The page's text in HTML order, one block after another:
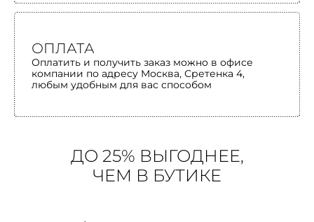
ОПЛАТА
Оплатить и получить заказ можно в офисе
компании по адресу Москва, Сретенка 4,
любым удобным для вас способом
ДО 25% ВЫГОДНЕЕ,
ЧЕМ В БУТИКЕ